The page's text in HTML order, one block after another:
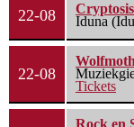
22-08
Cryptosis
Iduna
22-08
Tickets